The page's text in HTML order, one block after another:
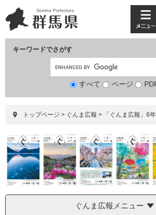
ー
ジ
ニ
ュ
て
キーワードでさがす
検
象
すべて ページ
メ
ニ
ー
トップページ > ぐんま広報 > 「ぐんま広報」6
ぐんま広報メニュー